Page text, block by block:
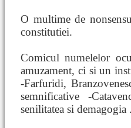
O multime de
constitutiei.
Comicul numelelor
amuzament, ci si un
-Farfuridi,
semnificative -
senilitatea si demagogia .